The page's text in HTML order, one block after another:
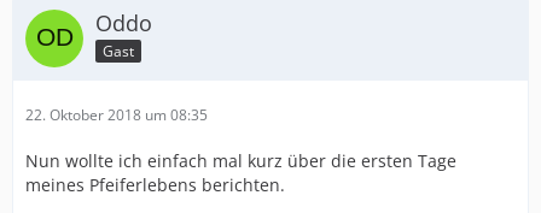
Oddo
Gast
22. Oktober 2018 um 08:35
Nun wollte ich einfach mal kurz über die ersten Tage
meines Pfeiferlebens berichten.